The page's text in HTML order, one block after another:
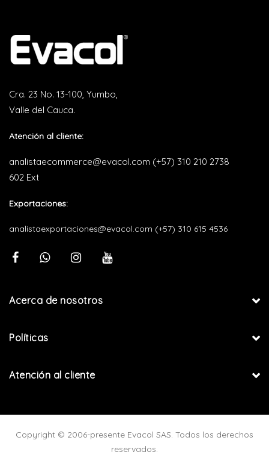
Cra. 23 No. 13-100, Yumbo,
Valle del Cauca.
Atención al cliente:
analistaecommerce@evacol.com (+57) 310 210 2738
602 Ext
Exportaciones:
analistaexportaciones@evacol.com (+57) 310 615 4536
Acerca de nosotros
Políticas
Atención al cliente
Copyright © 2006-presente Evacol SAS. Todos los derechos
reservados.